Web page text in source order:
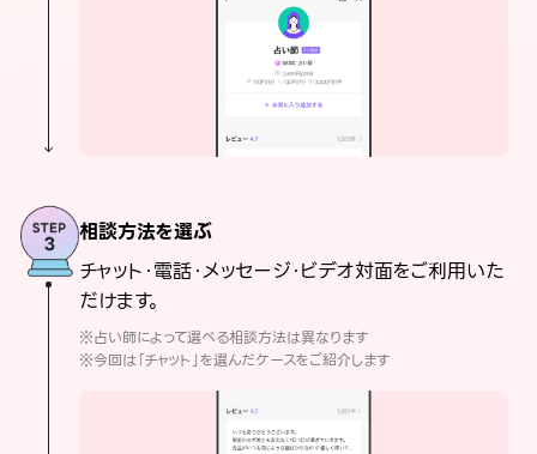
相談方法を選ぶ
チャット・電話・メッセージ・ビデオ対面をご利用いた
だけます。
※占い師によって選べる相談方法は異なります
※今回は「チャット」を選んだケースをご紹介します